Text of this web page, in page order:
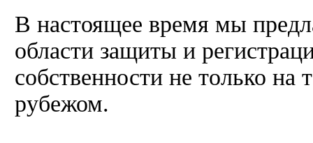
В настоящее время мы
области защиты и
собственности не только
рубежом.